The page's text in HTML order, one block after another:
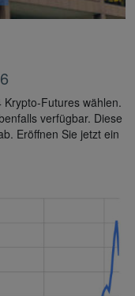
Futures wählen.
verfügbar. Diese
Eröffnen Sie jetzt ein